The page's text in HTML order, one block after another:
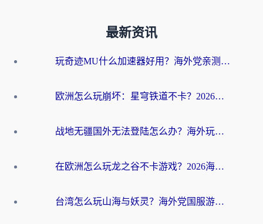
最新资讯
玩奇迹MU什么加速器好用？海外党亲测：这款加速器让你告别延迟卡顿！
欧洲怎么玩崩坏：星穹铁道不卡？2026海外玩家国服游戏加速器终极攻略
战地无疆国外无法登陆怎么办？海外玩家国服畅玩终极指南（附欧服魔兽EVE加速方案）
在欧洲怎么玩龙之谷不卡游戏？2026海外党国服游戏加速全攻略
台湾怎么玩山海与妖灵？海外党国服游戏加速全攻略，告别延迟卡顿